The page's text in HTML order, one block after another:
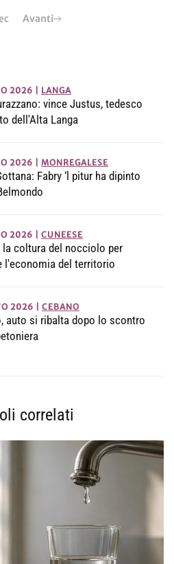
Avanti
2026 LANGA
vince Justus, tedesco
dell'Alta Langa
2026 MONREGALESE
Fabry ‘l pitur ha dipinto
2026 CUNEESE
la coltura del nocciolo per
l'economia del territorio
2026 CEBANO
auto si ribalta dopo lo scontro
correlati